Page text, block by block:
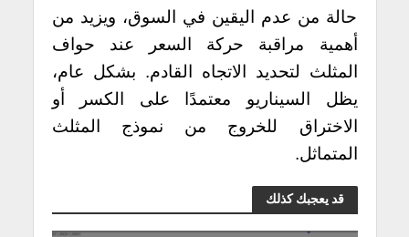
حالة من عدم اليقين في السوق، ويزيد من
أهمية مراقبة حركة السعر عند حواف
المثلث لتحديد الاتجاه القادم. بشكل عام،
يظل السيناريو معتمدًا على الكسر أو
الاختراق للخروج من نموذج المثلث
المتماثل.
قد يعجبك كذلك